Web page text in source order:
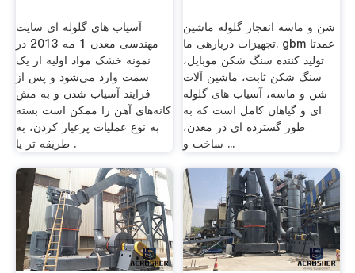
آسیاب های گلوله ای سایت
مهندسی معدن 1 مه 2013 در
نمونه خشک مواد اولیه از یک
سمت وارد می‌شود و پس از
فرایند آسیاب شدن و به مش
کانه‌های آهن را ممکن است بسته
به نوع عملیات پرعیار کردن، به
طریقه تر یا .
شن و ماسه انفجار گلوله ماشین
تجهیزات دربارهی ما. gbm عمدتا
تولید کننده سنگ شکن موبایل،
سنگ شکن ثابت، ماشین آلات
شن و ماسه، آسیاب های گلوله
ای و گیاهان کامل است که به
طور گسترده ای در معدن،
ساخت و ...